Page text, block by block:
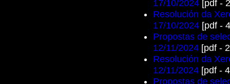
17/10/2024 [pdf -
Resolución da
17/10/2024 [pdf -
Propostas de
12/11/2024 [pdf -
Resolución da
12/11/2024 [pdf -
Propostas de